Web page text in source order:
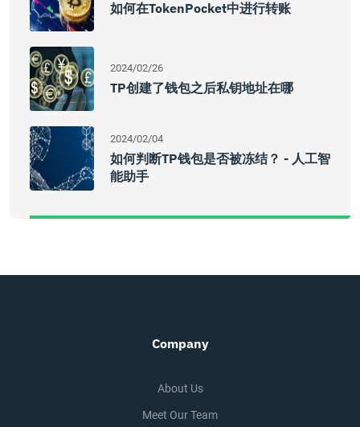
如何在TokenPocket中进行转账
2024/02/26
TP创建了钱包之后私钥地址在哪
2024/02/04
如何判断TP钱包是否被冻结？ - 人工智
能助手
Company
About Us
Meet Our Team